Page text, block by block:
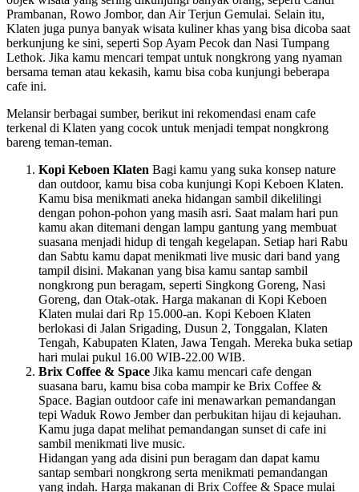
Prambanan, Rowo Jombor, dan Air Terjun Gemulai. Selain itu,
Klaten juga punya banyak wisata kuliner khas yang bisa dicoba saat
berkunjung ke sini, seperti Sop Ayam Pecok dan Nasi Tumpang
Lethok. Jika kamu mencari tempat untuk nongkrong yang nyaman
bersama teman atau kekasih, kamu bisa coba kunjungi beberapa
cafe ini.
Melansir berbagai sumber, berikut ini rekomendasi enam cafe
terkenal di Klaten yang cocok untuk menjadi tempat nongkrong
bareng teman-teman.
Kopi Keboen Klaten Bagi kamu yang suka konsep nature
dan outdoor, kamu bisa coba kunjungi Kopi Keboen Klaten.
Kamu bisa menikmati aneka hidangan sambil dikelilingi
dengan pohon-pohon yang masih asri. Saat malam hari pun
kamu akan ditemani dengan lampu gantung yang membuat
suasana menjadi hidup di tengah kegelapan. Setiap hari Rabu
dan Sabtu kamu dapat menikmati live music dari band yang
tampil disini. Makanan yang bisa kamu santap sambil
nongkrong pun beragam, seperti Singkong Goreng, Nasi
Goreng, dan Otak-otak. Harga makanan di Kopi Keboen
Klaten mulai dari Rp 15.000-an. Kopi Keboen Klaten
berlokasi di Jalan Srigading, Dusun 2, Tonggalan, Klaten
Tengah, Kabupaten Klaten, Jawa Tengah. Mereka buka setiap
hari mulai pukul 16.00 WIB-22.00 WIB.
Brix Coffee & Space Jika kamu mencari cafe dengan
suasana baru, kamu bisa coba mampir ke Brix Coffee &
Space. Bagian outdoor cafe ini menawarkan pemandangan
tepi Waduk Rowo Jember dan perbukitan hijau di kejauhan.
Kamu juga dapat melihat pemandangan sunset di cafe ini
sambil menikmati live music.
Hidangan yang ada disini pun beragam dan dapat kamu
santap sembari nongkrong serta menikmati pemandangan
yang indah. Harga makanan di Brix Coffee & Space mulai